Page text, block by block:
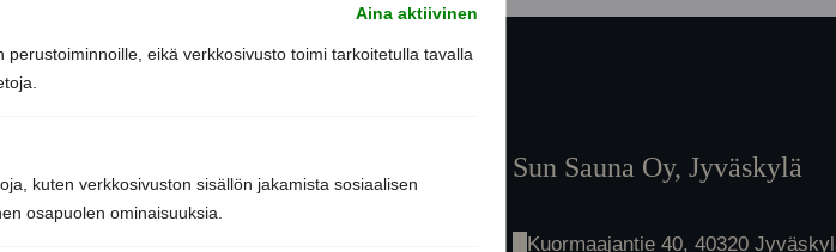
Aina aktiivinen
eikä verkkosivusto toimi tarkoitetulla tavalla
kuten verkkosivuston sisällön jakamista sosiaalisen
osapuolen ominaisuuksia.
Saunaremontti
Palvelut
Sun Sauna Oy, Jyväskylä
Kuormaajantie 40, 40320